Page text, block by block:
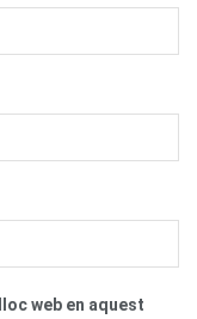
web en aquest